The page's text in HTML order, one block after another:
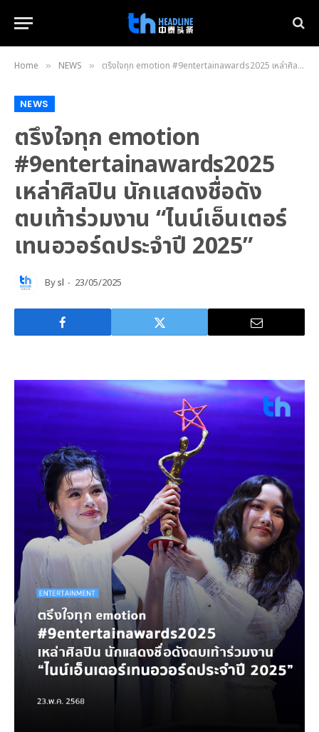
Home » NEWS » ตรึงใจทุก emotion #9entertainawards2025 เหล่าศิลปิน นักแสดงชื่อดังตบเท้าร่วมงาน “ไนน์เอ็นเตอร์เทนอวอร์ดประจำปี 2025”
NEWS
ตรึงใจทุก emotion
#9entertainawards2025
เหล่าศิลปิน นักแสดงชื่อดัง
ตบเท้าร่วมงาน “ไนน์เอ็นเตอร์
เทนอวอร์ดประจำปี 2025”
Bysl 23/05/2025